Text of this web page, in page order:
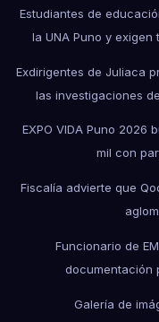
Estudiantes de
la UNA Puno y
Exdirigentes de Juliaca
las investigaciones
EXPO VIDA Puno 2026
mil con
Fiscalía advierte que
Funcionario de
documentación
Galería de